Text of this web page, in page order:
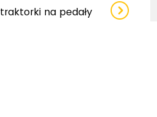
traktorki na pedały